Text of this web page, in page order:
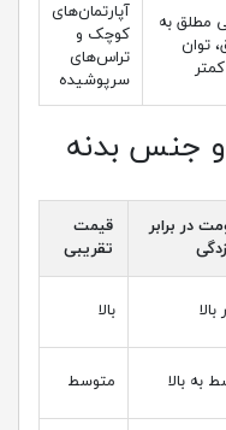
مطلق به
توان
آپارتمان‌های
کوچک و
تراس‌های
سرپوشیده
و جنس بدنه
در برابر
قیمت
تقریبی
بالا
به بالا متوسط